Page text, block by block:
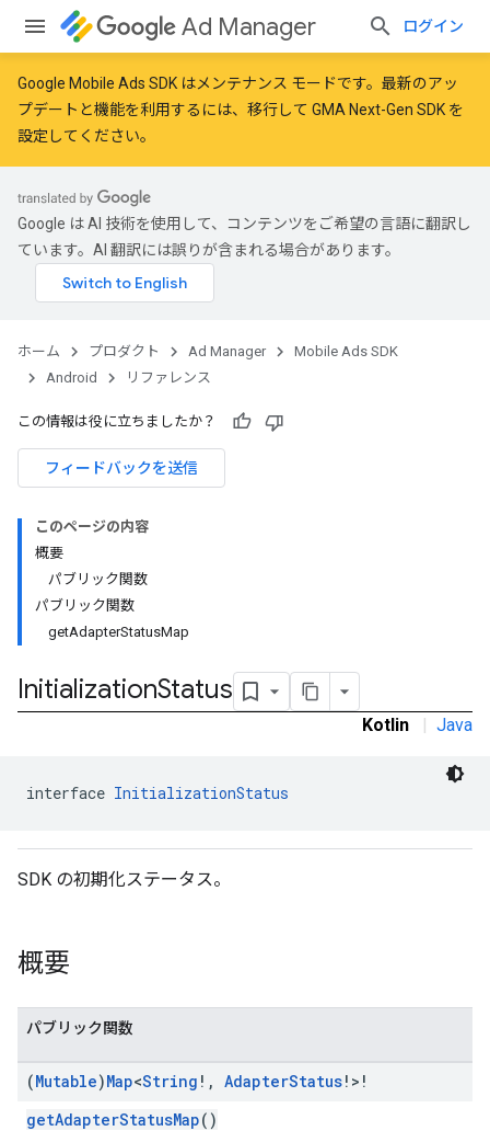
Ad Manager ログイン
Google Mobile Ads SDK はメンテナンス モードです。最新のアッ
プデートと機能を利用するには、 移行して GMA Next-Gen SDK を
設定 してください。
Google は AI 技術を使用して、コンテンツをご希望の言語に翻訳し
ています。AI 翻訳には誤りが含まれる場合があります。
ホーム プロダクト Ad Manager
Mobile Ads SDK
Android
リファレンス
この情報は役に立ちましたか？
フィードバックを送信
このページの内容
概要
パブリック関数
パブリック関数
getAdapterStatusMap
InitializationStatus
Kotlin | Java
interface InitializationStatus
SDK の初期化ステータス。
概要
パブリック関数
(Mutable)Map<String ! , AdapterStatus!>!
getAdapterStatusMap()